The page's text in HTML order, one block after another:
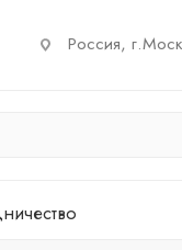
Россия,